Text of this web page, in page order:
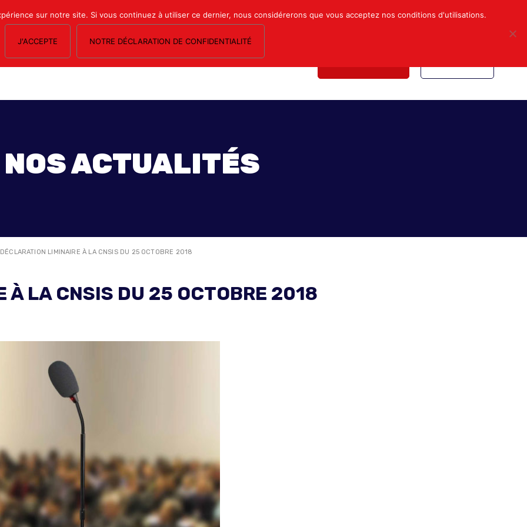
Mon compte Nous contacter
SECTIONS LE MAGAZINE ESPACE ADHÉRENTS FORMATION SYNDICALE
NOS ACTUALITÉS
DÉCLARATION LIMINAIRE À LA CNSIS DU 25 OCTOBRE 2018
À LA CNSIS DU 25 OCTOBRE 2018
sur notre site. Si vous continuez à utiliser ce dernier, nous considérerons que vous acceptez nos conditions d'utilisations.
J'ACCEPTE NOTRE DÉCLARATION DE CONFIDENTIALITÉ